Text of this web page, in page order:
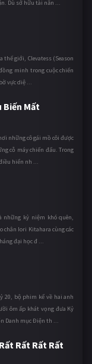
Dù sở hữu tài năn ...
giới, Clevatess (Season
minh trong cuộc chiến
vực diệ ...
Biến Mất
những cô gái mồ côi được
cỗ máy chiến đấu. Trong
hiển nh ...
những kỷ niệm khó quên,
chân Iori Kitahara cùng các
đại học đ ...
20, bộ phim kể về hai anh
ôm ấp khát vọng đưa Kỷ
Danh mục Điện th ...
Rất Rất Rất